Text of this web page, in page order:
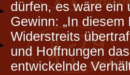
dürfen, es wäre ein
Gewinn: „In diesem
Widerstreits
und Hoffnungen
entwickelnde